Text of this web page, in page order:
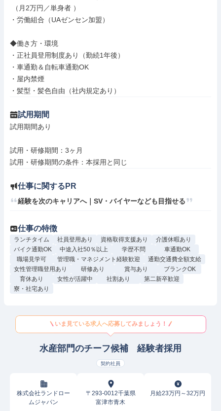
・労働組合（UAゼンセン加盟）
◆働き方・環境
・正社員登用制度あり（勤続1年後）
・車通勤＆自転車通勤OK
・屋内禁煙
・髪型・髪色自由（社内規定あり）
試用期間
試用期間あり
試用・研修期間：3ヶ月
仕事に関するPR
経験を次のキャリアへ｜SV・バイヤーなども目指せる
仕事の特徴
ランチタイム 社員登用あり 資格取得支援あり
介護休暇あり
バイク通勤OK
中途入社50％以上 学歴不問
車通勤OK
職場見学可
管理職・マネジメント経験歓迎
通勤交通費全額支給
女性管理職登用あり
研修あり 賞与あり
ブランクOK
育休あり
女性が活躍中 社割あり
第二新卒歓迎
寮・社宅あり
いま見ている求人へ応募してみましょう！
水産部門のチーフ候補 経験者採用
契約社員
株式会社ランドロー
ムジャパン
〒293-0012千葉県
富津市青木
月給23万円～32万円